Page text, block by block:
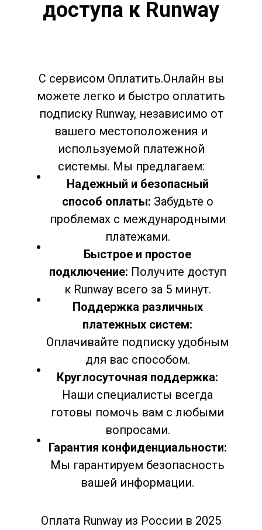
доступа к Runway
С сервисом Оплатить.Онлайн вы
можете легко и быстро оплатить
подписку Runway, независимо от
вашего местоположения и
используемой платежной
системы. Мы предлагаем:
Надежный и безопасный
способ оплаты: Забудьте о
проблемах с международными
платежами.
Быстрое и простое
подключение: Получите доступ
к Runway всего за 5 минут.
Поддержка различных
платежных систем:
Оплачивайте подписку удобным
для вас способом.
Круглосуточная поддержка:
Наши специалисты всегда
готовы помочь вам с любыми
вопросами.
Гарантия конфиденциальности:
Мы гарантируем безопасность
вашей информации.
Оплата Runway из России в 2025